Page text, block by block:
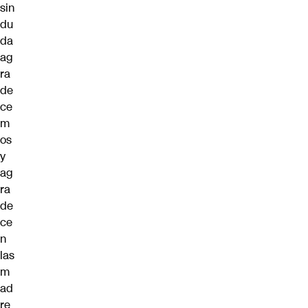
sin
du
da
ag
ra
de
ce
m
os
y
ag
ra
de
ce
n
las
m
ad
re